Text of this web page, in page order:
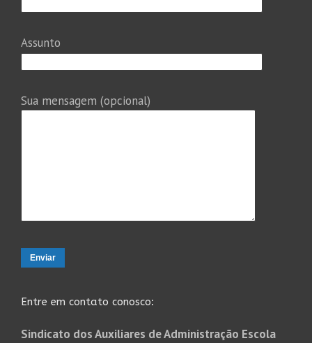
Assunto
Sua mensagem (opcional)
Entre em contato conosco:
Sindicato dos Auxiliares de Administração Escola